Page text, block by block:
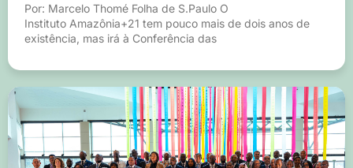
Por: Marcelo Thomé Folha de S.Paulo O
Instituto Amazônia+21 tem pouco mais de dois anos de
existência, mas irá à Conferência das